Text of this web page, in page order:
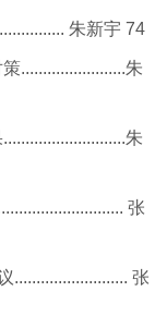
朱新宇 74
........................朱
朱
张
.......................... 张